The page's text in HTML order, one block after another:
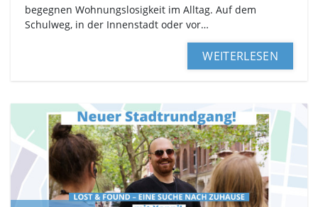
begegnen Wohnungslosigkeit im Alltag. Auf dem
Schulweg, in der Innenstadt oder vor…
WEITERLESEN